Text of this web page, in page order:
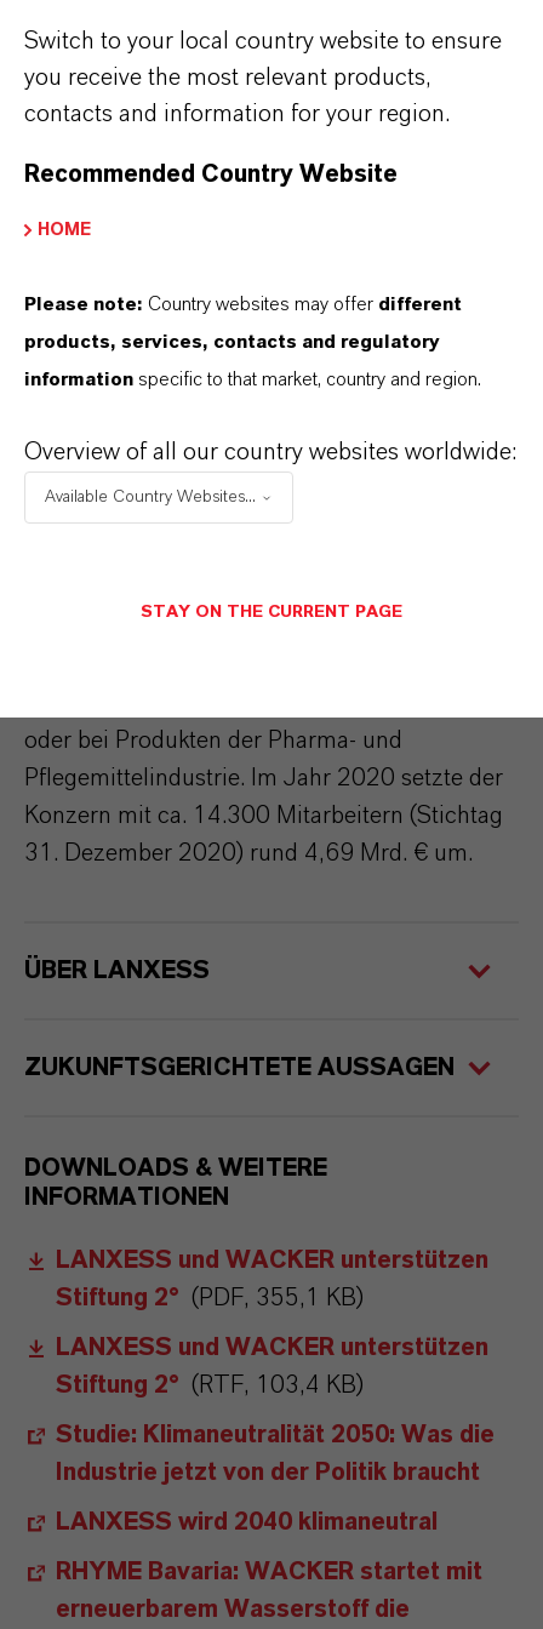
KG, PUMA SE, Salzgitter AG, Schüco
International KG, Schwäbisch Hall-Stiftung
bauen-wohnen-leben, thyssenkrupp Steel
AG, VTG Aktiengesellschaft, Wacker Chemie
AG.
Über WACKER
WACKER ist ein weltweit tätiges
München. Mit einem breiten Angebot an
technologisch hoch entwickelten
Spezialprodukten nimmt WACKER in einer
oder bei Produkten der Pharma- und
Pflegemittelindustrie. Im Jahr 2020 setzte der
Konzern mit ca. 14.300 Mitarbeitern (Stichtag
31. Dezember 2020) rund 4,69 Mrd. € um.
ÜBER LANXESS
ZUKUNFTSGERICHTETE AUSSAGEN
DOWNLOADS & WEITERE
INFORMATIONEN
LANXESS und WACKER unterstützen
Stiftung 2° (PDF, 355,1 KB)
LANXESS und WACKER unterstützen
Stiftung 2° (RTF, 103,4 KB)
Studie: Klimaneutralität 2050: Was die
Industrie jetzt von der Politik braucht
LANXESS wird 2040 klimaneutral
RHYME Bavaria: WACKER startet mit
erneuerbarem Wasserstoff die
Switch to your local country website to ensure
you receive the most relevant products,
contacts and information for your region.
Recommended Country Website
HOME
Please note: Country websites may offer different
products, services, contacts and regulatory
information specific to that market, country and region.
Overview of all our country websites worldwide:
Available Country Websites...
STAY ON THE CURRENT PAGE